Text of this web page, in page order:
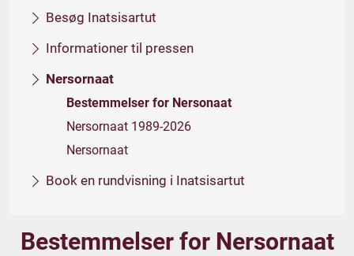
Besøg Inatsisartut
Informationer til pressen
Nersornaat
Bestemmelser for Nersonaat
Nersornaat 1989-2026
Nersornaat
Book en rundvisning i Inatsisartut
Bestemmelser for Nersornaat